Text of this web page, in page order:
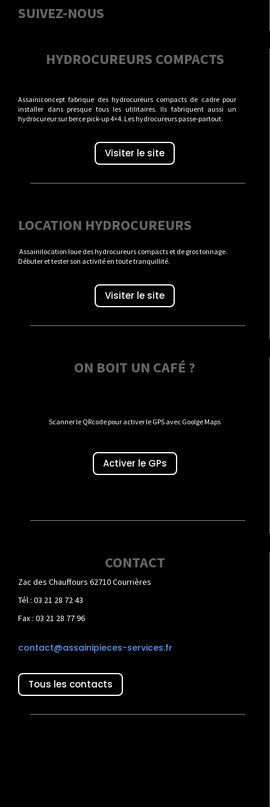
SUIVEZ-NOUS
HYDROCUREURS COMPACTS
Assainiconcept fabrique des hydrocureurs compacts de cadre pour
installer dans presque tous les utilitaires. Ils fabriquent aussi un
hydrocureur sur berce pick-up 4×4. Les hydrocureurs passe-partout.
Visiter le site
LOCATION HYDROCUREURS
Assainilocation loue des hydrocureurs compacts et de gros tonnage.
Débuter et tester son activité en toute tranquillité.
Visiter le site
ON BOIT UN CAFÉ ?
Scanner le QRcode pour activer le GPS avec Goolge Maps
Activer le GPs
CONTACT
Zac des Chauffours 62710 Courrières
Tél : 03 21 28 72 43
Fax : 03 21 28 77 96
contact@assainipieces-services.fr
Tous les contacts